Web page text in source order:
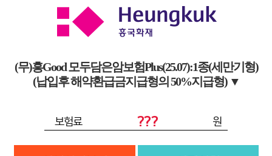
(무)흥Good 모두담은암보험Plus(25.07):1종(세만기형)
(납입후 해약환급금지급형의 50%지급형) ▼
보험료 ??? 원